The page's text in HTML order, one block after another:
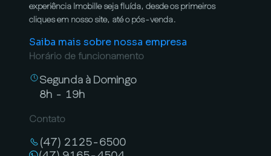
experiência Imobille seja fluída, desde os primeiros
cliques em nosso site, até o pós-venda.
Saiba mais sobre nossa empresa
Horário de funcionamento
Segunda à Domingo
8h - 19h
Contato
(47) 2125-6500